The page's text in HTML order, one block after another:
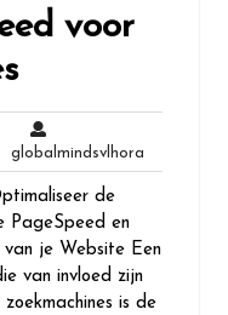
voor
globalmindsvlhora
de
PageSpeed en
je Website Een
van invloed zijn
is de